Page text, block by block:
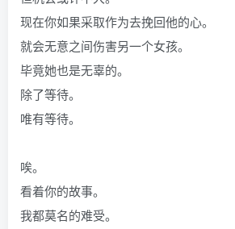
现在你如果采取作为去挽回他的心。
就会无意之间伤害另一个女孩。
毕竟她也是无辜的。
除了等待。
唯有等待。
唉。
看着你的故事。
我都莫名的难受。